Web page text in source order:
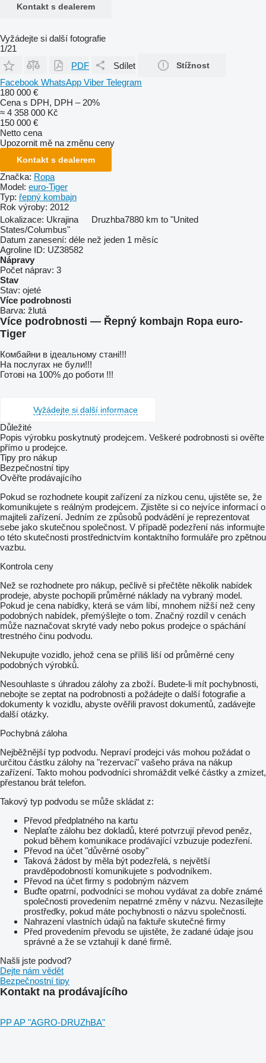
Kontakt s dealerem
Vyžádejte si další fotografie
1/21
PDF
Sdílet Stížnost
Facebook WhatsApp Viber Telegram
180 000 €
Cena s DPH, DPH – 20%
≈ 4 358 000 Kč
150 000 €
Netto cena
Upozornit mě na změnu ceny
Kontakt s dealerem
Značka: Ropa
Model: euro-Tiger
Typ: řepný kombajn
Rok výroby: 2012
Lokalizace: Ukrajina Druzhba7880 km to "United
States/Columbus"
Datum zanesení: déle než jeden 1 měsíc
Agroline ID: UZ38582
Nápravy
Počet náprav: 3
Stav
Stav: ojeté
Více podrobnosti
Barva: žlutá
Více podrobnosti — Řepný kombajn Ropa euro-
Tiger
Комбайни в ідеальному стані!!!
На послугах не були!!!
Готові на 100% до роботи !!!
Vyžádejte si další informace
Důležité
Popis výrobku poskytnutý prodejcem. Veškeré podrobnosti si ověřte
přímo u prodejce.
Tipy pro nákup
Bezpečnostní tipy
Ověřte prodávajícího
Pokud se rozhodnete koupit zařízení za nízkou cenu, ujistěte se, že
komunikujete s reálným prodejcem. Zjistěte si co nejvíce informací o
majiteli zařízení. Jedním ze způsobů podvádění je reprezentovat
sebe jako skutečnou společnost. V případě podezření nás informujte
o této skutečnosti prostřednictvím kontaktního formuláře pro zpětnou
vazbu.
Kontrola ceny
Než se rozhodnete pro nákup, pečlivě si přečtěte několik nabídek
prodeje, abyste pochopili průměrné náklady na vybraný model.
Pokud je cena nabídky, která se vám líbí, mnohem nižší než ceny
podobných nabídek, přemýšlejte o tom. Značný rozdíl v cenách
může naznačovat skryté vady nebo pokus prodejce o spáchání
trestného činu podvodu.
Nekupujte vozidlo, jehož cena se příliš liší od průměrné ceny
podobných výrobků.
Nesouhlaste s úhradou zálohy za zboží. Budete-li mít pochybnosti,
nebojte se zeptat na podrobnosti a požádejte o další fotografie a
dokumenty k vozidlu, abyste ověřili pravost dokumentů, zadávejte
další otázky.
Pochybná záloha
Nejběžnější typ podvodu. Nepraví prodejci vás mohou požádat o
určitou částku zálohy na "rezervaci" vašeho práva na nákup
zařízení. Takto mohou podvodníci shromáždit velké částky a zmizet,
přestanou brát telefon.
Takový typ podvodu se může skládat z:
Převod předplatného na kartu
Neplaťte zálohu bez dokladů, které potvrzují převod peněz,
pokud během komunikace prodávající vzbuzuje podezření.
Převod na účet "důvěrné osoby"
Taková žádost by měla být podezřelá, s největší
pravděpodobností komunikujete s podvodníkem.
Převod na účet firmy s podobným názvem
Buďte opatrní, podvodníci se mohou vydávat za dobře známé
společnosti provedením nepatrné změny v názvu. Nezasílejte
prostředky, pokud máte pochybnosti o názvu společnosti.
Nahrazení vlastních údajů na faktuře skutečné firmy
Před provedením převodu se ujistěte, že zadané údaje jsou
správné a že se vztahují k dané firmě.
Našli jste podvod?
Dejte nám vědět
Bezpečnostní tipy
Kontakt na prodávajícího
PP AP "AGRO-DRUZhBA"